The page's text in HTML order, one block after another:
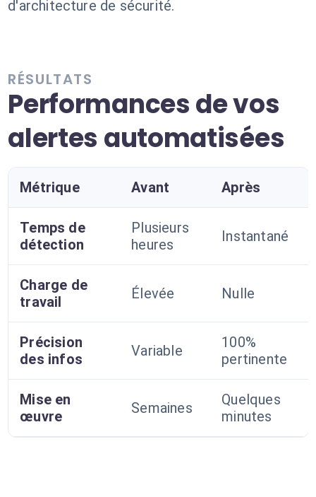
d'architecture de sécurité.
RÉSULTATS
Performances de vos
alertes automatisées
Métrique Avant Après
Temps de
détection
Plusieurs
heures
Instantané
Charge de
travail
Élevée Nulle
Précision
des infos
Variable
100%
pertinente
Mise en
œuvre
Semaines
Quelques
minutes